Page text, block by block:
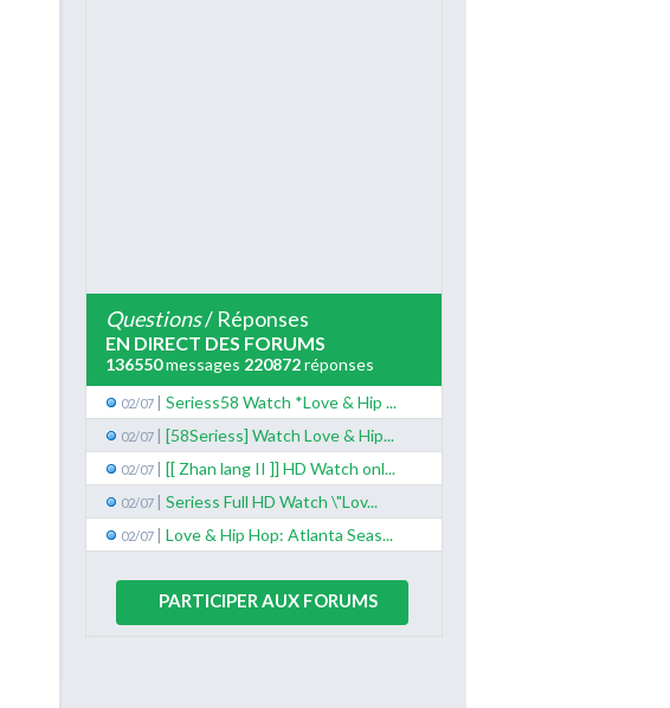
Questions/ Réponses
EN DIRECT DES FORUMS
136550messages 220872réponses
02/07 | Seriess58 Watch *Love & Hip ...
02/07 | [58Seriess] Watch Love & Hip...
02/07 | [[ Zhan lang II ]] HD Watch onl...
02/07 | Seriess Full HD Watch \"Lov...
02/07 | Love & Hip Hop: Atlanta Seas...
PARTICIPER AUX FORUMS